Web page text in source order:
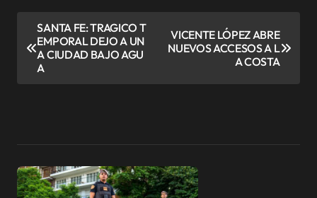
a
c
i
SANTA FE: TRAGICO T
EMPORAL DEJO A UN
A CIUDAD BAJO AGU
A
VICENTE LÓPEZ ABRE
NUEVOS ACCESOS A L
A COSTA